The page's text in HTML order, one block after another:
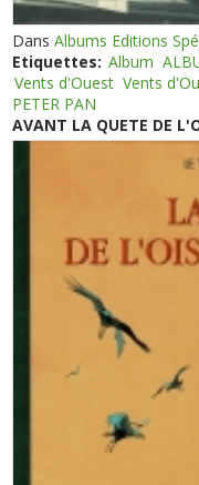
DansAlbums Editions
Etiquettes: Album
Vents d'Ouest Vents
PETER PAN
AVANT LA QUETE DE